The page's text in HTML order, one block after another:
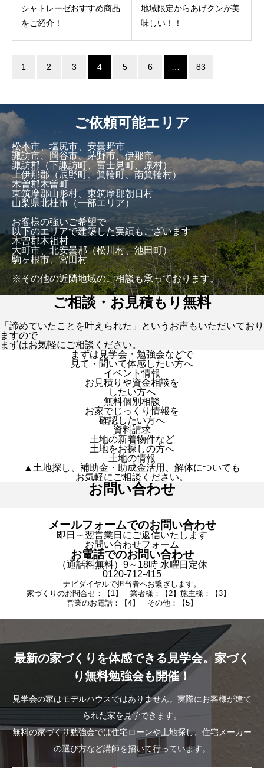
シャトレーゼおすすめ商品
をご紹介！
地域限定からあげクンが美
味しい！！
1 2 3 4 5 6 … 83
ご依頼可能エリア
松本市、塩尻市、安曇野市
諏訪市、岡谷市、茅野市、伊那市
諏訪郡（下諏訪町、富士見町、原村）
上伊那郡（辰野町、箕輪町、南箕輪村）
木曽郡木曽町
東筑摩郡山形村、東筑摩郡朝日村
山梨県北杜市（一部エリア）
お客様の強いご希望で
以下のエリアで建築した実績もございます
木曽郡木祖村
大町市、北安曇郡（松川村、池田町）
駒ヶ根市、宮田村
※その他の近隣地域のご相談も承っております。
ご相談・お見積もり無料
「諦めていたことを叶えられた」というお声もいただいており
ますので
まずはお気軽にご相談ください。
まずは見学会・勉強会などで
見て・聞いて体感したい方へ
イベント情報
お見積りや資金相談を
したい方へ
無料個別相談
お家でじっくり情報を
確認したい方へ
資料請求
土地の新着物件など
土地をお探しの方へ
土地の情報
▲土地探し、補助金・助成金活用、解体についても
お気軽にご相談ください。
お問い合わせ
メールフォームでのお問い合わせ
即日～翌営業日にご返信いたします
お問い合わせフォーム
お電話でのお問い合わせ
（通話料無料）9～18時 水曜日定休
0120-712-415
ナビダイヤルで担当者へお繋ぎします。
家づくりのお問合せ：【1】 業者様：【2】施主様：【3】
営業のお電話：【4】 その他：【5】
最新の家づくりを体感できる見学会。家づく
り無料勉強会も開催！
見学会の家はモデルハウスではありません。実際にお客様が建て
られた家を見学できます。
無料の家づくり勉強会では住宅ローンや土地探し、住宅メーカー
の選び方など講師を招いて行っています。